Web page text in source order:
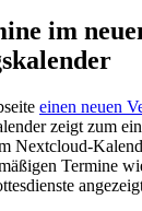
im
einen neuen
zeigt zum
Nextcloud-
Termine